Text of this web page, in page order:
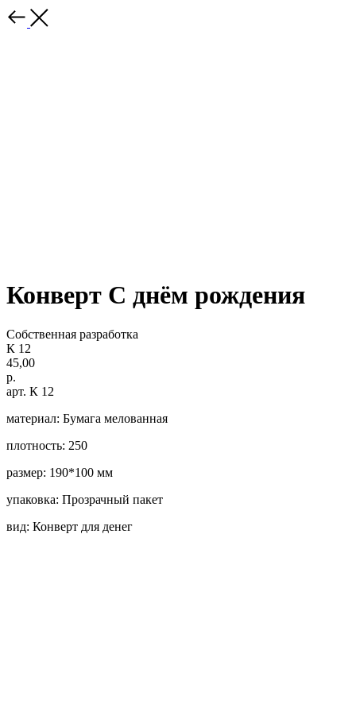
Конверт С днём рождения
Собственная разработка
К 12
45,00
р.
арт. К 12
материал: Бумага мелованная
плотность: 250
размер: 190*100 мм
упаковка: Прозрачный пакет
вид: Конверт для денег